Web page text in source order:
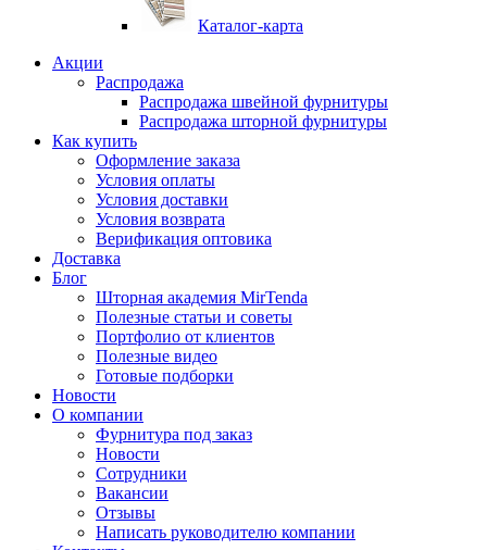
Каталог-карта
Акции
Распродажа
Распродажа швейной фурнитуры
Распродажа шторной фурнитуры
Как купить
Оформление заказа
Условия оплаты
Условия доставки
Условия возврата
Верификация оптовика
Доставка
Блог
Шторная академия MirTenda
Полезные статьи и советы
Портфолио от клиентов
Полезные видео
Готовые подборки
Новости
О компании
Фурнитура под заказ
Новости
Сотрудники
Вакансии
Отзывы
Написать руководителю компании